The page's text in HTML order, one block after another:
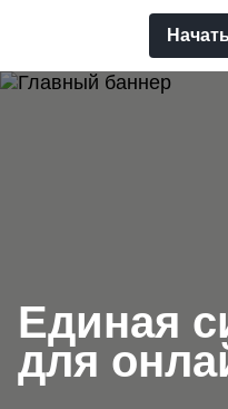
Единая
для